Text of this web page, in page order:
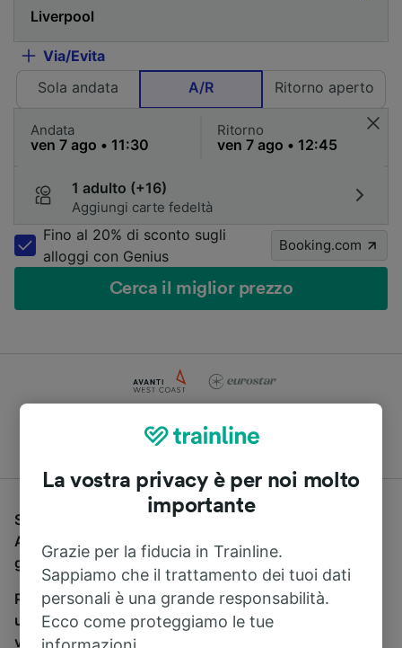
Via/Evita
Sola andata
A/R Ritorno aperto
Andata Ritorno
1 adulto (+16)
Aggiungi carte fedeltà
Fino al 20% di sconto sugli
alloggi con Genius
Booking.com
Cerca il miglior prezzo
pullman
Se stai cercando un pullman per viaggiare da
Aeroporto di Heathrow a Liverpool, sei nel posto
giusto.
Per trovare i biglietti dei pullman, è sufficiente avviare
una ricerca in alto, e compareremo i tempi e i costi del
viaggio in treno e in pullman. Con Trainline puoi
La vostra privacy è per noi molto
importante
Grazie per la fiducia in Trainline.
Sappiamo che il trattamento dei tuoi dati
personali è una grande responsabilità.
Ecco come proteggiamo le tue